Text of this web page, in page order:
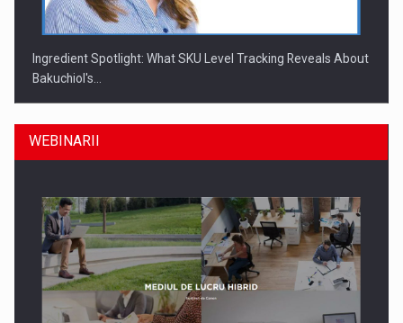
Ingredient Spotlight: What SKU Level Tracking Reveals About
Bakuchiol's…
WEBINARII